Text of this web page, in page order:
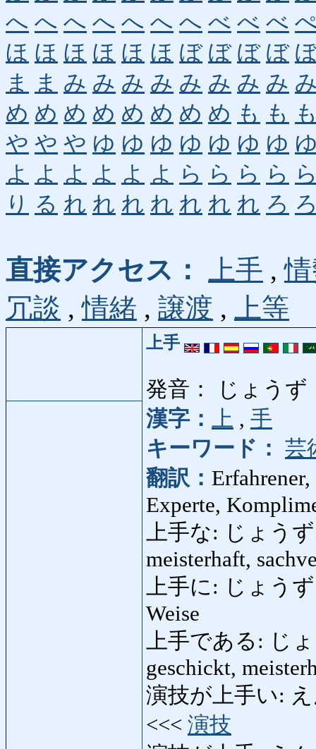
へ へ へ へ へ へ へ べ べ べ
ほ ほ ほ ほ ほ ほ ぼ ぼ ぼ ぼ
ま
ま み み み み み み み み
め め め め め め め め も も
や や や ゆ ゆ ゆ ゆ ゆ ゆ ゆ
よ よ よ よ よ よ ら ら ら ら
り る れ れ れ れ れ れ れ ろ
直接アクセス： 上手 ,
冗談 ,情緒 , 譲渡 , 上等
上手
発音： じょうず
漢字： 上 , 手
キーワード： 芸
翻訳：
Experte,
上手な: じょうず
meisterhaft,
上手に: じょうず
Weise
上手である: じょ
geschickt,
演技が上手い:
<<< 演技